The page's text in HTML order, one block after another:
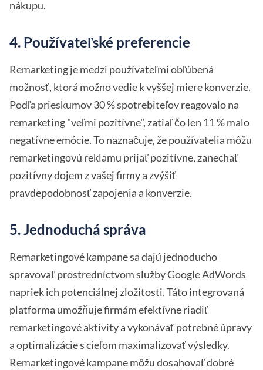
nákupu.
4. Používateľské preferencie
Remarketing je medzi používateľmi obľúbená
možnosť, ktorá možno vedie k vyššej miere konverzie.
Podľa prieskumov 30 % spotrebiteľov reagovalo na
remarketing "veľmi pozitívne", zatiaľ čo len 11 % malo
negatívne emócie. To naznačuje, že používatelia môžu
remarketingovú reklamu prijať pozitívne, zanechať
pozitívny dojem z vašej firmy a zvýšiť
pravdepodobnosť zapojenia a konverzie.
5. Jednoduchá správa
Remarketingové kampane sa dajú jednoducho
spravovať prostredníctvom služby Google AdWords
napriek ich potenciálnej zložitosti. Táto integrovaná
platforma umožňuje firmám efektívne riadiť
remarketingové aktivity a vykonávať potrebné úpravy
a optimalizácie s cieľom maximalizovať výsledky.
Remarketingové kampane môžu dosahovať dobré